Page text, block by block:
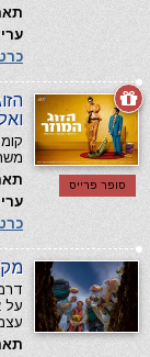
סופר פרייס
על